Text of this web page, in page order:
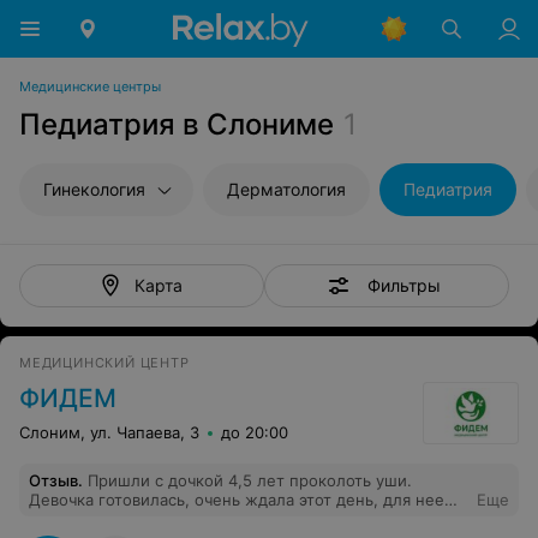
Медицинские центры
Педиатрия в Слониме 1
Гинекология Дерматология Педиатрия
Карта Фильтры
МЕДИЦИНСКИЙ ЦЕНТР
ФИДЕМ
Слоним, ул. Чапаева, 3 до 20:00
Отзыв. Пришли с дочкой 4,5 лет проколоть уши.
Девочка готовилась, очень ждала этот день, для нее
Еще